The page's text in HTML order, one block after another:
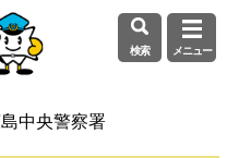
検索 メニュー
中央警察署